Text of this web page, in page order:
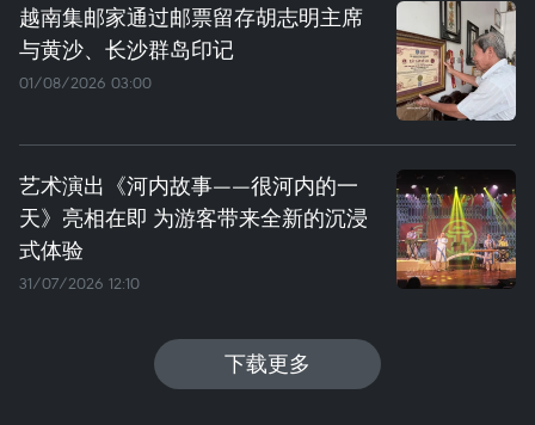
越南集邮家通过邮票留存胡志明主席
与黄沙、长沙群岛印记
01/08/2026 03:00
艺术演出《河内故事——很河内的一
天》亮相在即 为游客带来全新的沉浸
式体验
31/07/2026 12:10
下载更多